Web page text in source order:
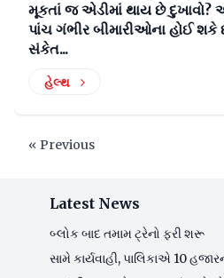
મૂકતાં જ એડીમાં થાય છે દુખાવો?
પાંચ ગંભીર બીમારીઓના હોઈ શકે
સંકેત...
હેલ્થ
« Previous
Latest News
બ્લોક બાદ તમામ ટ્રેનો ફરી શરૂ
સામે કાર્યવાહી, પાલિકાએ 10